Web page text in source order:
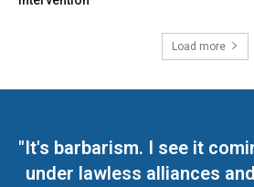
Load more
"It's barbarism. I see it
under lawless alliances